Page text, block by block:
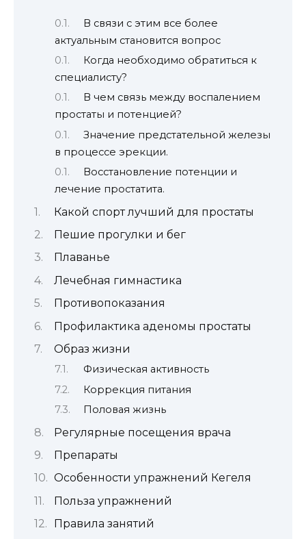
В связи с этим все более
актуальным становится вопрос
Когда необходимо обратиться к
специалисту?
В чем связь между воспалением
простаты и потенцией?
Значение предстательной железы
в процессе эрекции.
Восстановление потенции и
лечение простатита.
Какой спорт лучший для простаты
Пешие прогулки и бег
Плаванье
Лечебная гимнастика
Противопоказания
Профилактика аденомы простаты
Образ жизни
Физическая активность
Коррекция питания
Половая жизнь
Регулярные посещения врача
Препараты
Особенности упражнений Кегеля
Польза упражнений
Правила занятий